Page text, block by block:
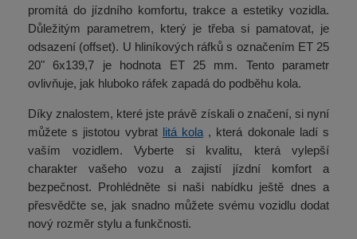
promítá do jízdního komfortu, trakce a estetiky vozidla.
Důležitým parametrem, který je třeba si pamatovat, je
odsazení (offset). U hliníkových ráfků s označením ET 25
20" 6x139,7 je hodnota ET 25 mm. Tento parametr
ovlivňuje, jak hluboko ráfek zapadá do podběhu kola.
Díky znalostem, které jste právě získali o značení, si nyní
můžete s jistotou vybrat litá kola , která dokonale ladí s
vaším vozidlem. Vyberte si kvalitu, která vylepší
charakter vašeho vozu a zajistí jízdní komfort a
bezpečnost. Prohlédněte si naši nabídku ještě dnes a
přesvědčte se, jak snadno můžete svému vozidlu dodat
nový rozměr stylu a funkčnosti.